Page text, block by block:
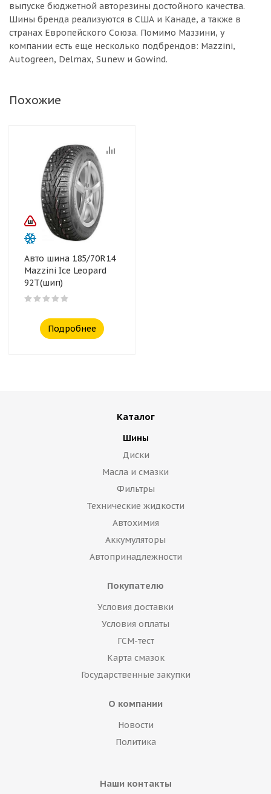
выпуске бюджетной авторезины достойного качества.
Шины бренда реализуются в США и Канаде, а также в
странах Европейского Союза. Помимо Маззини, у
компании есть еще несколько подбрендов: Mazzini,
Autogreen, Delmax, Sunew и Gowind.
Похожие
Авто шина 185/70R14
Mazzini Ice Leopard
92T(шип)
Подробнее
Каталог
Шины
Диски
Масла и смазки
Фильтры
Технические жидкости
Автохимия
Аккумуляторы
Автопринадлежности
Покупателю
Условия доставки
Условия оплаты
ГСМ-тест
Карта смазок
Государственные закупки
О компании
Новости
Политика
Наши контакты